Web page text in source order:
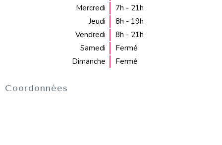
Mercredi
7h - 21h
Jeudi
8h - 19h
Vendredi
8h - 21h
Samedi
Fermé
Dimanche
Fermé
Coordonnées